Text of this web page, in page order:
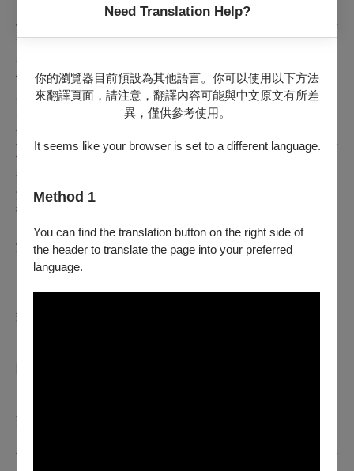
Need Translation Help?
你的瀏覽器目前預設為其他語言。你可以使用以下方法
來翻譯頁面，請注意，翻譯內容可能與中文原文有所差
異，僅供參考使用。
It seems like your browser is set to a different language.
Method 1
You can find the translation button on the right side of
the header to translate the page into your preferred
language.
李其叡 – 鋼琴家
李其叡，活躍於國際樂壇的鋼琴家，以豐富的協奏曲演出經歷
備受矚目。1998 年生於美國，在臺北長大，自幼習琴，師從
廖皎含與魏樂富教授，14 歲赴德國漢諾威音樂學院 (HMTMH)
先修班 (IFF) 隨 Bernd Goetzke 教授學習，並於該校完成學士
與碩士學位，現攻讀最高演奏家文憑 (Konzertexamen)。
協奏曲演出經歷
李其叡擁有廣泛的協奏曲曲目，並與多個國際樂團合作，在亞
洲與歐洲重要音樂廳登台。
部分協奏曲合作紀錄：
●柴可夫斯基 – 第一號鋼琴協奏曲：武漢愛樂樂團、國立臺
灣交響樂團
●莫札特– 第二十一號鋼琴協奏曲：台北愛樂管弦樂團
●
●
樂團
●
●
●
●
交響樂團
●